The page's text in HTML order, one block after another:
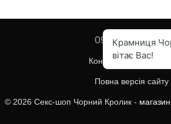
097 455-82-67
Контактна інформація
Повна версія сайту
© 2026 Секс-шоп Чорний Кролик - магазин